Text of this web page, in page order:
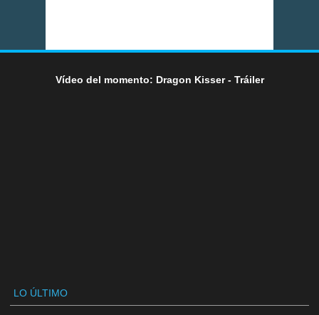
Vídeo del momento: Dragon Kisser - Tráiler
LO ÚLTIMO